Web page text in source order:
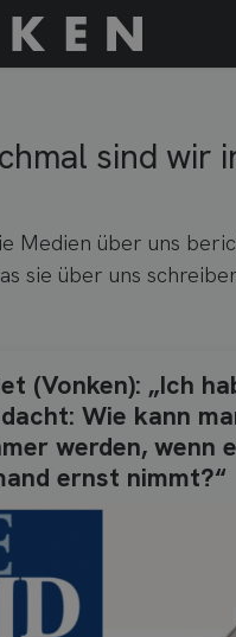
sind wir
Medien über uns
sie über uns
(Vonken): „Ich
Wie kann
werden, wenn
ernst nimmt?“